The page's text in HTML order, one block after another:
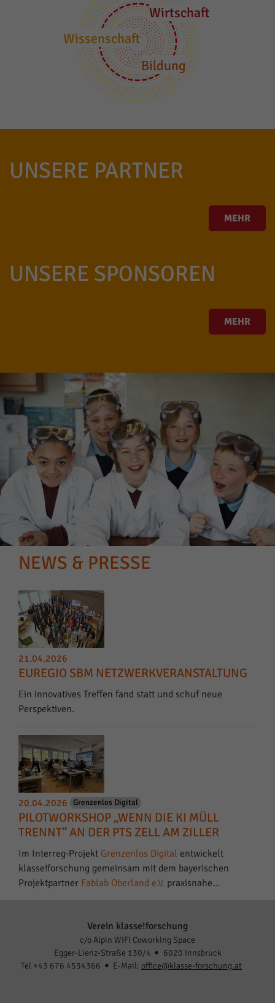
Wirtschaft
Wissenschaft
Bildung
UNSERE PARTNER
MEHR
UNSERE SPONSOREN
MEHR
NEWS & PRESSE
21.04.2026
EUREGIO SBM NETZWERKVERANSTALTUNG
Ein innovatives Treffen fand statt und schuf neue
Perspektiven.
20.04.2026 Grenzenlos Digital
PILOTWORKSHOP „WENN DIE KI MÜLL
TRENNT“ AN DER PTS ZELL AM ZILLER
Im Interreg-Projekt Grenzenlos Digital entwickelt
klasse!forschung gemeinsam mit dem bayerischen
Projektpartner Fablab Oberland e.V. praxisnahe…
Verein klasse!forschung
c/o Alpin WIFI Coworking Space
Egger-Lienz-Straße 130/4
6020 Innsbruck
Tel +43 676 4534366
E-Mail: office@klasse-forschung.at